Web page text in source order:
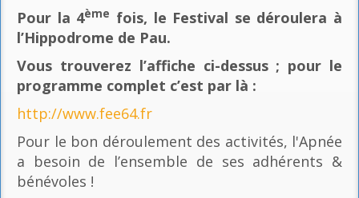
Pour la 4ème fois, le Festival se déroulera à
l’Hippodrome de Pau.
Vous trouverez l’affiche ci-dessus ; pour le
programme complet c’est par là :
http://www.fee64.fr
Pour le bon déroulement des activités, l'Apnée
a besoin de l’ensemble de ses adhérents &
bénévoles !